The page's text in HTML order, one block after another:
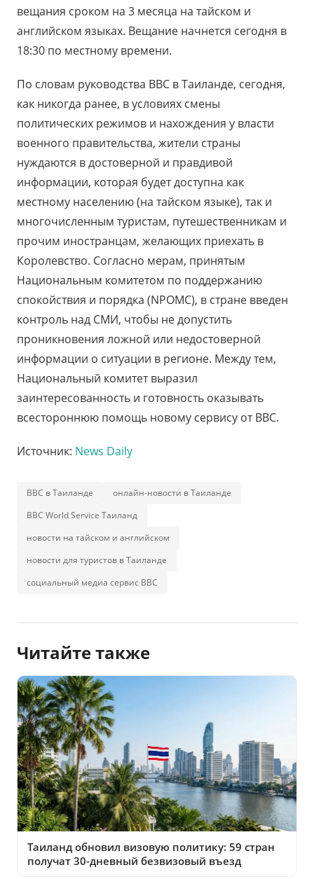
вещания сроком на 3 месяца на тайском и
английском языках. Вещание начнется сегодня в
18:30 по местному времени.
По словам руководства ВВС в Таиланде, сегодня,
как никогда ранее, в условиях смены
политических режимов и нахождения у власти
военного правительства, жители страны
нуждаются в достоверной и правдивой
информации, которая будет доступна как
местному населению (на тайском языке), так и
многочисленным туристам, путешественникам и
прочим иностранцам, желающих приехать в
Королевство. Согласно мерам, принятым
Национальным комитетом по поддержанию
спокойствия и порядка (NPOMC), в стране введен
контроль над СМИ, чтобы не допустить
проникновения ложной или недостоверной
информации о ситуации в регионе. Между тем,
Национальный комитет выразил
заинтересованность и готовность оказывать
всестороннюю помощь новому сервису от ВВС.
Источник: News Daily
BBC в Таиланде
онлайн-новости в Таиланде
BBC World Service Таиланд
новости на тайском и английском
новости для туристов в Таиланде
социальный медиа сервис BBC
Читайте также
Таиланд обновил визовую политику: 59 стран
получат 30-дневный безвизовый въезд